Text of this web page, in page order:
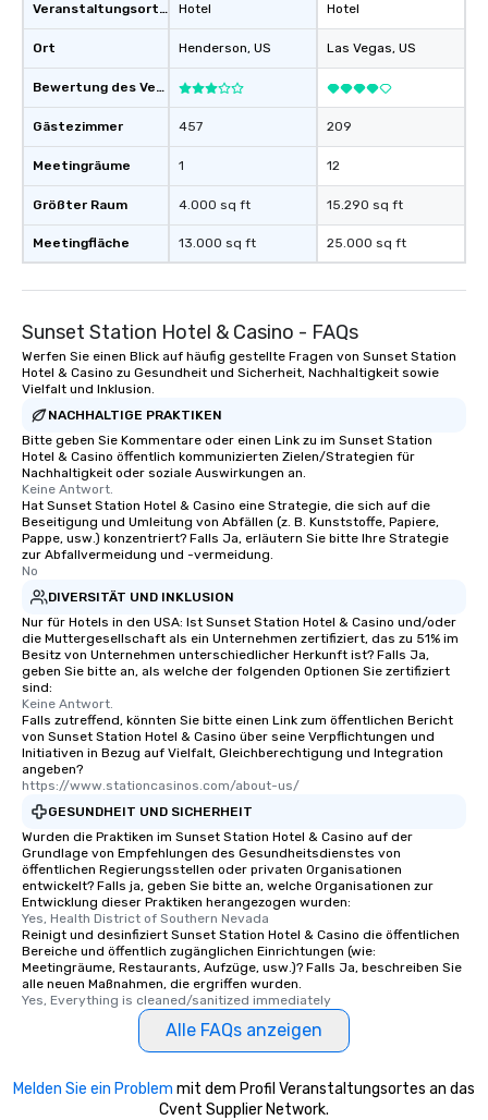
Veranstaltungsortstyp
Ort
Bewertung des Veranstaltungsortes
Gästezimmer
Meetingräume
Größter Raum
Meetingfläche
Hotel
Henderson, US
457
1
4.000 sq ft
13.000 sq ft
Hotel
Las Vegas, US
209
12
15.290 sq ft
25.000 sq ft
Sunset Station Hotel & Casino - FAQs
Werfen Sie einen Blick auf häufig gestellte Fragen von Sunset Station
Hotel & Casino zu Gesundheit und Sicherheit, Nachhaltigkeit sowie
Vielfalt und Inklusion.
NACHHALTIGE PRAKTIKEN
Bitte geben Sie Kommentare oder einen Link zu im Sunset Station
Hotel & Casino öffentlich kommunizierten Zielen/Strategien für
Nachhaltigkeit oder soziale Auswirkungen an.
Keine Antwort.
Hat Sunset Station Hotel & Casino eine Strategie, die sich auf die
Beseitigung und Umleitung von Abfällen (z. B. Kunststoffe, Papiere,
Pappe, usw.) konzentriert? Falls Ja, erläutern Sie bitte Ihre Strategie
zur Abfallvermeidung und -vermeidung.
No
DIVERSITÄT UND INKLUSION
Nur für Hotels in den USA: Ist Sunset Station Hotel & Casino und/oder
die Muttergesellschaft als ein Unternehmen zertifiziert, das zu 51% im
Besitz von Unternehmen unterschiedlicher Herkunft ist? Falls Ja,
geben Sie bitte an, als welche der folgenden Optionen Sie zertifiziert
sind:
Keine Antwort.
Falls zutreffend, könnten Sie bitte einen Link zum öffentlichen Bericht
von Sunset Station Hotel & Casino über seine Verpflichtungen und
Initiativen in Bezug auf Vielfalt, Gleichberechtigung und Integration
angeben?
https://www.stationcasinos.com/about-us/
GESUNDHEIT UND SICHERHEIT
Wurden die Praktiken im Sunset Station Hotel & Casino auf der
Grundlage von Empfehlungen des Gesundheitsdienstes von
öffentlichen Regierungsstellen oder privaten Organisationen
entwickelt? Falls ja, geben Sie bitte an, welche Organisationen zur
Entwicklung dieser Praktiken herangezogen wurden:
Yes, Health District of Southern Nevada
Reinigt und desinfiziert Sunset Station Hotel & Casino die öffentlichen
Bereiche und öffentlich zugänglichen Einrichtungen (wie:
Meetingräume, Restaurants, Aufzüge, usw.)? Falls Ja, beschreiben Sie
alle neuen Maßnahmen, die ergriffen wurden.
Yes, Everything is cleaned/sanitized immediately
Alle FAQs anzeigen
Melden Sie ein Problem mit dem Profil Veranstaltungsortes an das
Cvent Supplier Network.